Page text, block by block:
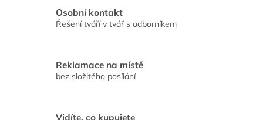
Osobní kontakt
Řešení tváří v tvář s odborníkem
Reklamace na místě
bez složitého posílání
Vidíte, co kupujete